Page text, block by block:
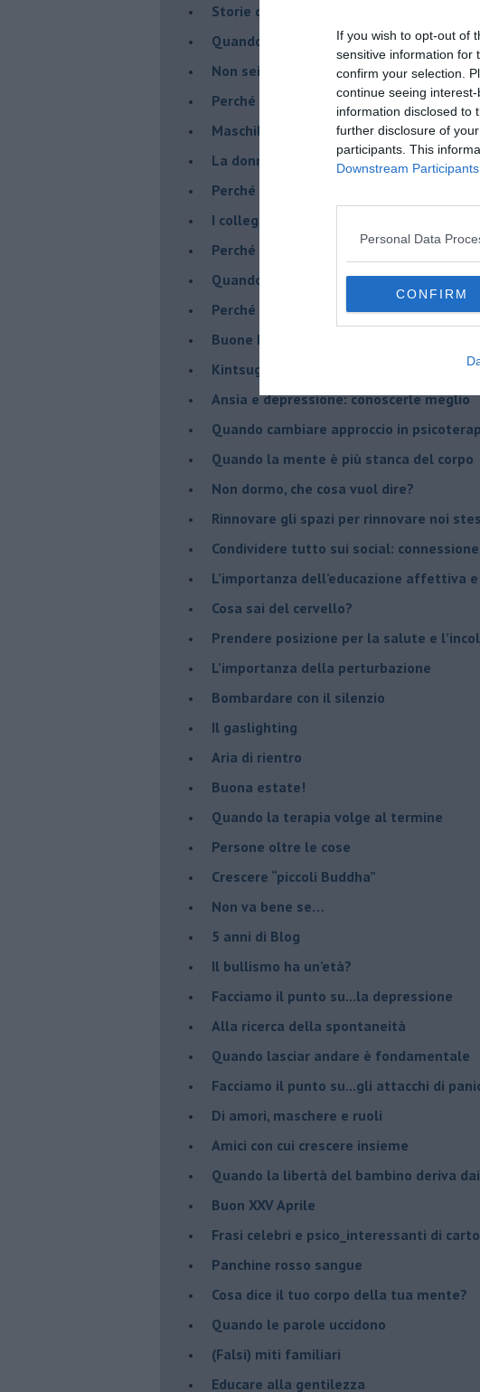
If you wish to opt-out of
sensitive information for
confirm your selection.
continue seeing
information disclosed to
further disclosure of
participants. This
Downstream Participants
Personal Data
CONFIRM
​Storie di rinascita: i Take That
​Quando la rigidità del terapeuta è
​Non sei indietro, stai seguendo il tuo
​Perché abbiamo bisogno di Sanremo?
​Maschilismo inconsapevole
​La donna può scegliere di non essere
​Perché abbiamo così bisogno di supereroi?
​I collegamenti tra filosofia e psicologia
​Perché tutti si sentono in dovere di dire
​Quando crescere troppo presto diventa
​Perché non impariamo mai dagli errori?
​Buone Feste!
​Kintsugi: quando le crepe diventano
Ansia e depressione: conoscerle meglio
Quando cambiare approccio in
​Quando la mente è più stanca del corpo
Non dormo, che cosa vuol dire?
​Rinnovare gli spazi per rinnovare noi
​Condividere tutto sui social:
​L’importanza dell’educazione affettiva
​Cosa sai del cervello?
Prendere posizione per la salute e
L’importanza della perturbazione
​Bombardare con il silenzio
Il gaslighting
Aria di rientro
Buona estate!
​Quando la terapia volge al termine
​Persone oltre le cose
​Crescere “piccoli Buddha”
Non va bene se…
​5 anni di Blog
​Il bullismo ha un’età?
Facciamo il punto su...la depressione
​Alla ricerca della spontaneità
​Quando lasciar andare è fondamentale
Facciamo il punto su...gli attacchi di
Di amori, maschere e ruoli
​Amici con cui crescere insieme
​Quando la libertà del bambino deriva
Buon XXV Aprile
​Frasi celebri e psico_interessanti di
​Panchine rosso sangue
​Cosa dice il tuo corpo della tua mente?
​Quando le parole uccidono
​(Falsi) miti familiari
​Educare alla gentilezza